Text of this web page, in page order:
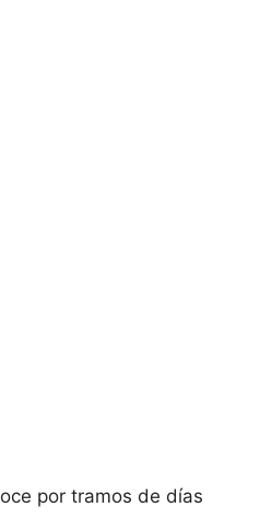
por tramos de días